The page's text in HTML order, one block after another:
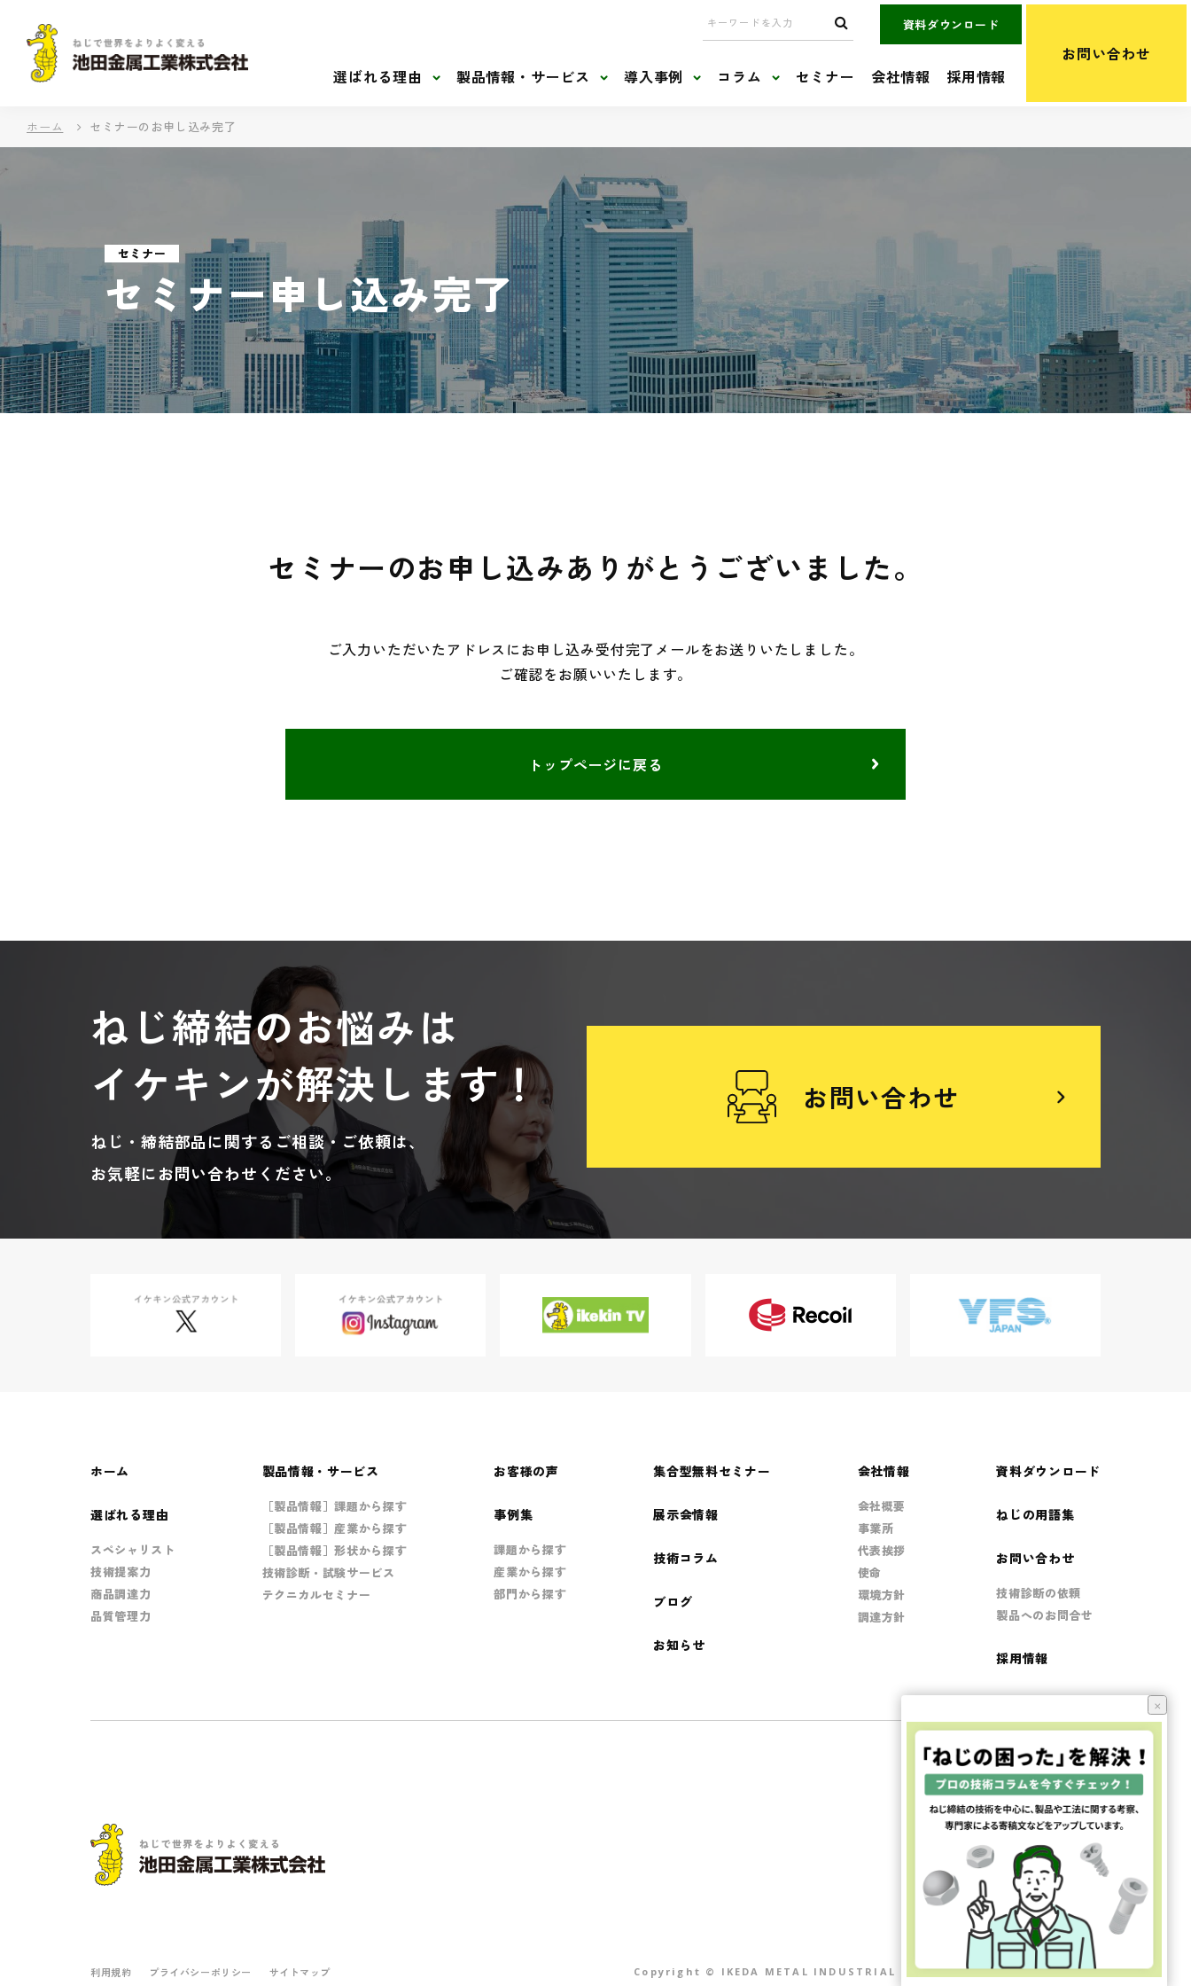
資料ダウンロード
選ばれる理由 製品情報・サービス 導入事例 コラム セミナー 会社情報 採用情報
お問い合わせ
ホーム セミナーのお申し込み完了
セミナー
セミナー申し込み完了
セミナーのお申し込みありがとうございました。
ご入力いただいたアドレスにお申し込み受付完了メールをお送りいたしました。
ご確認をお願いいたします。
トップページに戻る
ねじ締結のお悩みは
イケキンが解決します！
ねじ・締結部品に関するご相談・ご依頼は、
お気軽にお問い合わせください。
お問い合わせ
ホーム
選ばれる理由
スペシャリスト
技術提案力
商品調達力
品質管理力
製品情報・サービス
［製品情報］課題から探す
［製品情報］産業から探す
［製品情報］形状から探す
技術診断・試験サービス
テクニカルセミナー
お客様の声
事例集
課題から探す
産業から探す
部門から探す
集合型無料セミナー
展示会情報
技術コラム
ブログ
お知らせ
会社情報
会社概要
事業所
代表挨拶
使命
環境方針
調達方針
資料ダウンロード
ねじの用語集
お問い合わせ
技術診断の依頼
製品へのお問合せ
採用情報
JQA-QMA16403
JQA-EM7705
本社取得
利用規約 プライバシーポリシー サイトマップ Copyright © IKEDA METAL INDUSTRIAL Co.,Ltd. All Rights Reserved.
×